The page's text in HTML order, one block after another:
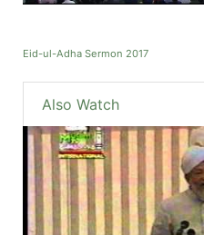
Eid-ul-Adha Sermon 2017
Also Watch